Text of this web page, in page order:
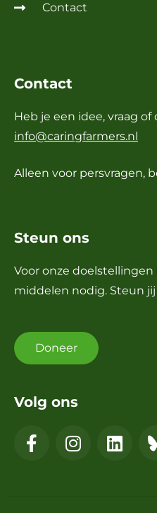
Contact
Contact
Heb je een idee, vraag
info@caringfarmers.nl
Alleen voor persvragen,
Steun ons
Voor onze
middelen nodig. Steun
Doneer
Volg ons